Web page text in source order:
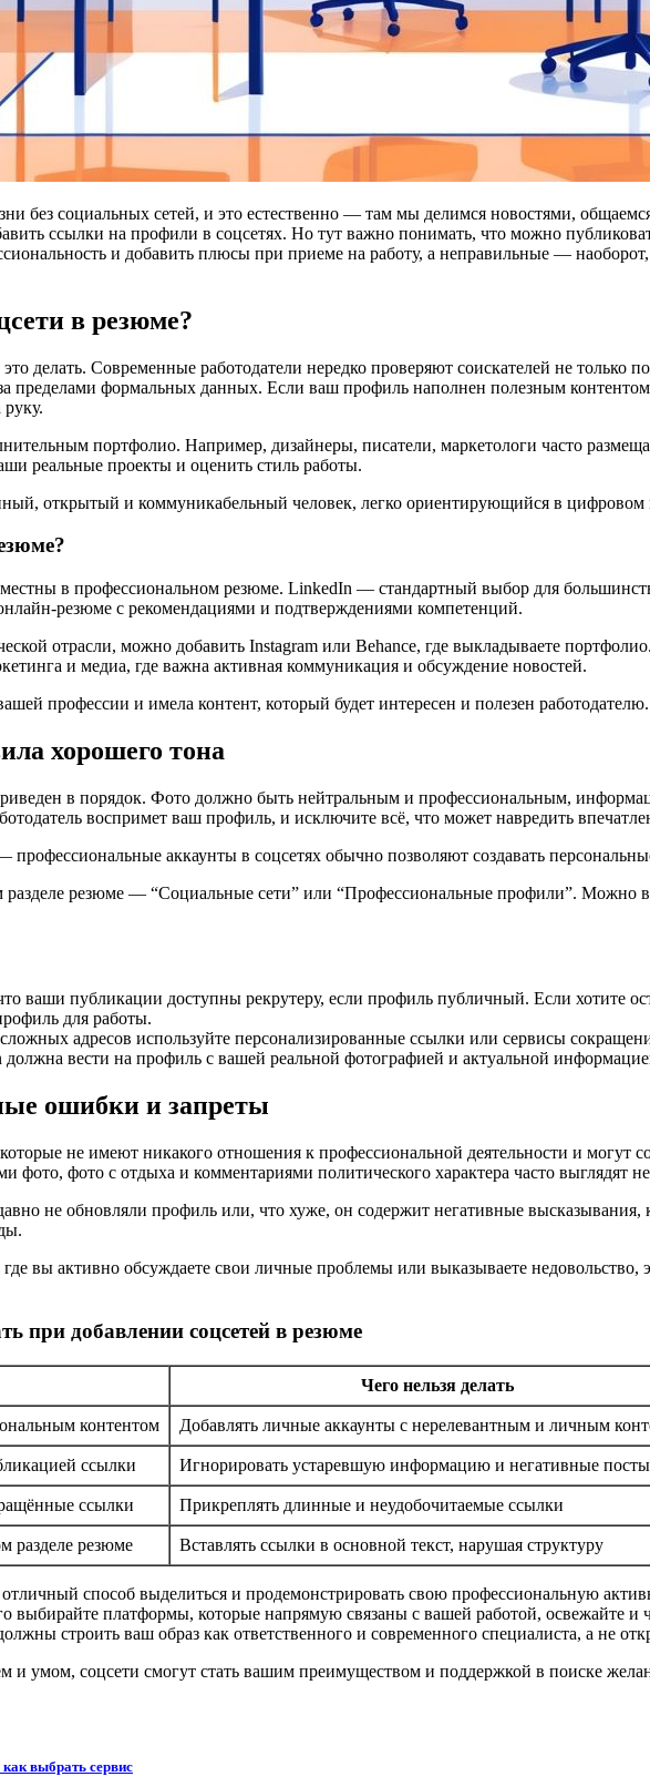
без социальных сетей, и это естественно — там мы делимся новостями,
ссылки на профили в соцсетях. Но тут важно понимать, что можно
и добавить плюсы при приеме на работу, а неправильные — наоборот,
в резюме?
делать. Современные работодатели нередко проверяют соискателей не только
пределами формальных данных. Если ваш профиль наполнен полезным
портфолио. Например, дизайнеры, писатели, маркетологи часто
реальные проекты и оценить стиль работы.
открытый и коммуникабельный человек, легко ориентирующийся в цифровом
в профессиональном резюме. LinkedIn — стандартный выбор для
резюме с рекомендациями и подтверждениями компетенций.
отрасли, можно добавить Instagram или Behance, где выкладываете
и медиа, где важна активная коммуникация и обсуждение новостей.
профессии и имела контент, который будет интересен и полезен работодателю.
хорошего тона
в порядок. Фото должно быть нейтральным и профессиональным,
воспримет ваш профиль, и исключите всё, что может навредить
аккаунты в соцсетях обычно позволяют создавать
разделе резюме — “Социальные сети” или “Профессиональные профили”. Можно
ваши публикации доступны рекрутеру, если профиль публичный. Если хотите
для работы.
адресов используйте персонализированные ссылки или сервисы
вести на профиль с вашей реальной фотографией и актуальной
ошибки и запреты
не имеют никакого отношения к профессиональной деятельности и могут
фото, фото с отдыха и комментариями политического характера часто выглядят
не обновляли профиль или, что хуже, он содержит негативные
вы активно обсуждаете свои личные проблемы или выказываете недовольство,
при добавлении соцсетей в резюме
Чего нельзя делать
контентом Добавлять личные аккаунты с нерелевантным и личным
ссылки Игнорировать устаревшую информацию и негативные посты
ссылки Прикреплять длинные и неудобочитаемые ссылки
разделе резюме Вставлять ссылки в основной текст, нарушая структуру
способ выделиться и продемонстрировать свою профессиональную
выбирайте платформы, которые напрямую связаны с вашей работой, освежайте
строить ваш образ как ответственного и современного специалиста, а не
и умом, соцсети смогут стать вашим преимуществом и поддержкой в поиске
выбрать сервис